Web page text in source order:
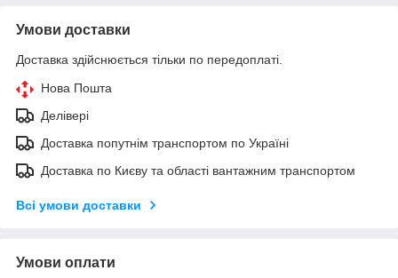
Умови доставки
Доставка здійснюється тільки по передоплаті.
Нова Пошта
Делівері
Доставка попутнім транспортом по Україні
Доставка по Києву та області вантажним транспортом
Всі умови доставки
Умови оплати